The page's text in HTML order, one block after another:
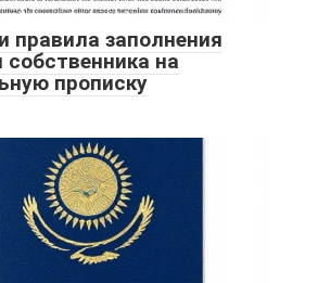
правила заполнения
собственника на
прописку